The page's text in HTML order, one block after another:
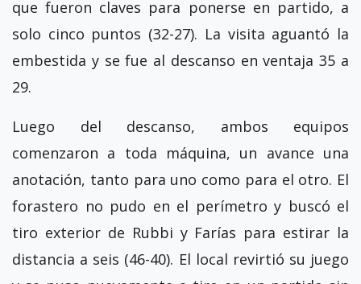
que fueron claves para ponerse en partido, a
solo cinco puntos (32-27). La visita aguantó la
embestida y se fue al descanso en ventaja 35 a
29.
Luego del descanso, ambos equipos
comenzaron a toda máquina, un avance una
anotación, tanto para uno como para el otro. El
forastero no pudo en el perímetro y buscó el
tiro exterior de Rubbi y Farías para estirar la
distancia a seis (46-40). El local revirtió su juego